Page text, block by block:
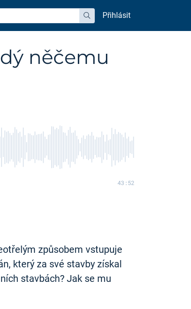
hledat
Přihlásit
něčemu
43:52
způsobem vstupuje
který za své stavby získal
stavbách? Jak se mu